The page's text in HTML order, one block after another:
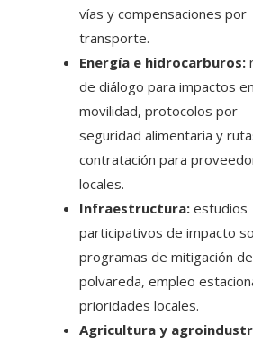
vías y compensaciones por
transporte.
Energía e hidrocarburos:
de diálogo para impactos en
movilidad, protocolos por
seguridad alimentaria y
contratación para
locales.
Infraestructura: estudios
participativos de impacto
programas de mitigación
polvareda, empleo
prioridades locales.
Agricultura y